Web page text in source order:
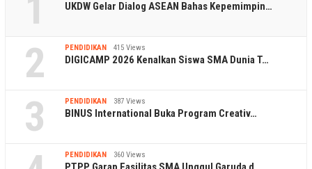
UKDW Gelar Dialog ASEAN Bahas Kepemimpin…
2 PENDIDIKAN 415 Views
DIGICAMP 2026 Kenalkan Siswa SMA Dunia T…
3 PENDIDIKAN 387 Views
BINUS International Buka Program Creativ…
PENDIDIKAN 360 Views